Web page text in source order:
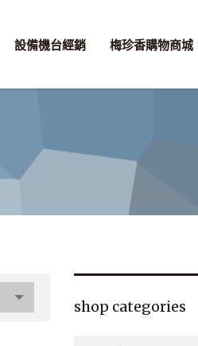
設備機台經銷 梅珍香購物商城
shop categories